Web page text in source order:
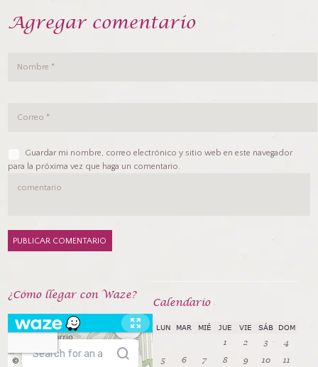
Agregar comentario
Guardar mi nombre, correo electrónico y sitio web en este navegador
para la próxima vez que haga un comentario.
¿Cómo llegar con Waze?
Calendarío
LUN MAR MIÉ JUE VIE SÁB DOM
1 2 3
4
5
6 7 8 9 10
11